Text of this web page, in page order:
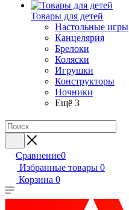
Товары для детей
Настольные игры
Канцелярия
Брелоки
Коляски
Игрушки
Конструкторы
Ночники
Ещё 3
Сравнение0
Избранные товары 0
Корзина 0